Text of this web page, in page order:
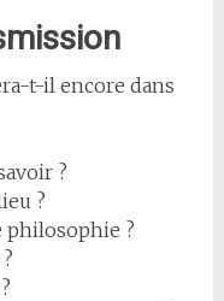
t-il encore dans
?
?
philosophie ?